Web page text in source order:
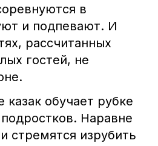
в
и подпевают. И
рассчитанных
гостей, не
обучает рубке
Наравне
стремятся изрубить